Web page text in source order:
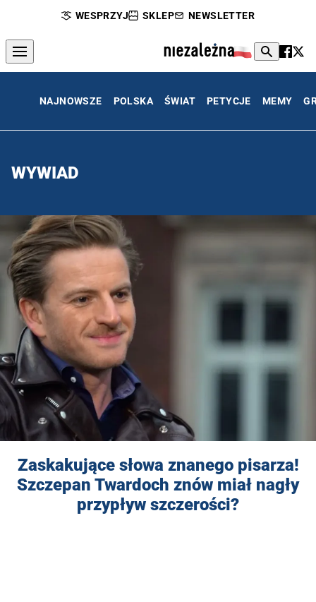
WESPRZYJ SKLEP NEWSLETTER
NAJNOWSZE POLSKA ŚWIAT PETYCJE MEMY
WYWIAD
Zaskakujące słowa znanego pisarza!
Szczepan Twardoch znów miał nagły
przypływ szczerości?